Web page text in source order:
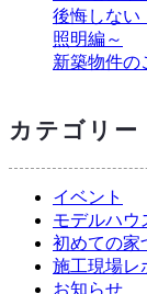
後悔しな
照明編～
新築物件の
カテゴリー
イベント
モデルハウ
初めての家
施工現場レ
お知らせ